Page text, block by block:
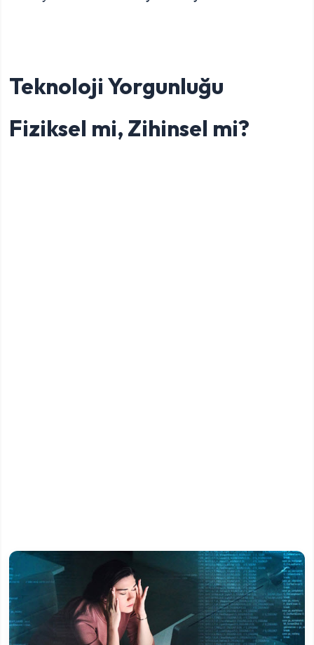
Teknoloji Yorgunluğu
Fiziksel mi, Zihinsel mi?